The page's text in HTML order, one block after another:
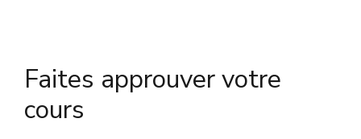
Faites approuver votre
cours